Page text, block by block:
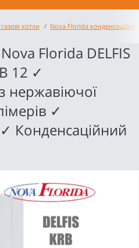
котли Nova Florida конденсаційні
Florida DELFIS
12 ✓
нержавіючої
✓
Конденсаційний